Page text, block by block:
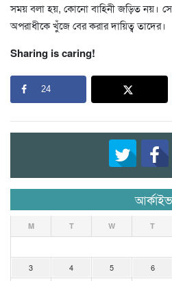
সময় বলা হয়, কোনো বাহিনী জড়িত নয়। সে
অপরাধীকে খুঁজে বের করার দায়িত্ব তাদের।
Sharing is caring!
24
আর্কাইভ
M T W T
3
4 5 6